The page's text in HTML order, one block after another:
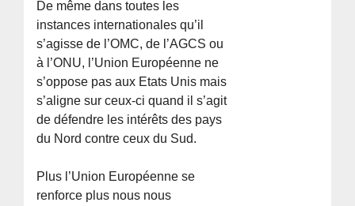
De même dans toutes les
instances internationales qu’il
s’agisse de l’OMC, de l’AGCS ou
à l’ONU, l’Union Européenne ne
s’oppose pas aux Etats Unis mais
s’aligne sur ceux-ci quand il s’agit
de défendre les intérêts des pays
du Nord contre ceux du Sud.
Plus l’Union Européenne se
renforce plus nous nous